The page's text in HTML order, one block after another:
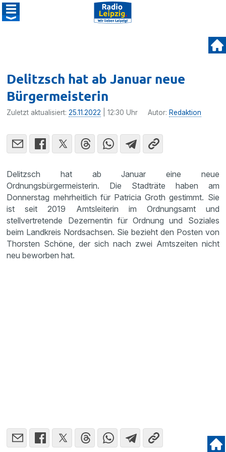
Delitzsch hat ab Januar neue
Bürgermeisterin
Zuletzt aktualisiert:25.11.2022 | 12:30 Uhr Autor: Redaktion
Delitzsch hat ab Januar eine neue
Ordnungsbürgermeisterin. Die Stadträte haben am
Donnerstag mehrheitlich für Patricia Groth gestimmt. Sie
ist seit 2019 Amtsleiterin im Ordnungsamt und
stellvertretende Dezernentin für Ordnung und Soziales
beim Landkreis Nordsachsen. Sie bezieht den Posten von
Thorsten Schöne, der sich nach zwei Amtszeiten nicht
neu beworben hat.